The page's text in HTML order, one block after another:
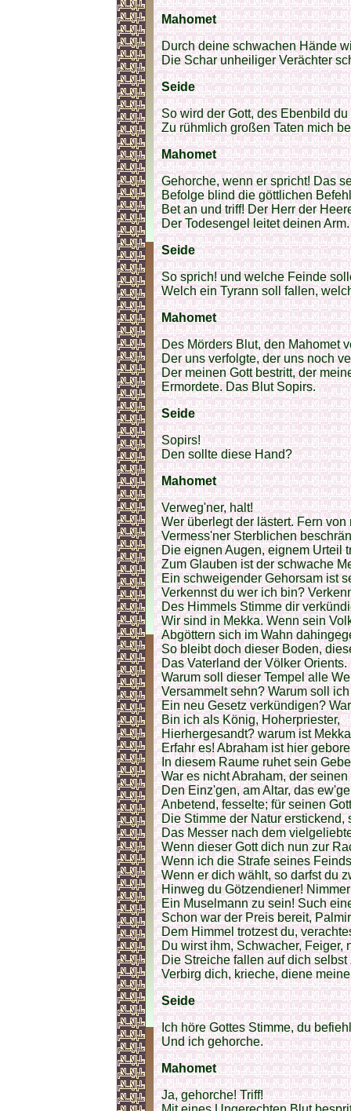
Mahomet
Durch deine schwachen Hände
Die Schar unheiliger Verächter
Seide
So wird der Gott, des Ebenbild du
Zu rühmlich großen Taten mich
Mahomet
Gehorche, wenn er spricht! Das
Befolge blind die göttlichen
Bet an und triff! Der Herr der
Der Todesengel leitet deinen Arm.
Seide
So sprich! und welche Feinde
Welch ein Tyrann soll fallen,
Mahomet
Des Mörders Blut, den Mahomet
Der uns verfolgte, der uns noch
Der meinen Gott bestritt, der
Ermordete. Das Blut Sopirs.
Seide
Sopirs!
Den sollte diese Hand?
Mahomet
Verweg'ner, halt!
Wer überlegt der lästert. Fern von
Vermess'ner Sterblichen
Die eignen Augen, eignem Urteil
Zum Glauben ist der schwache
Ein schweigender Gehorsam ist
Verkennst du wer ich bin?
Des Himmels Stimme dir
Wir sind in Mekka. Wenn sein
Abgöttern sich im Wahn
So bleibt doch dieser Boden,
Das Vaterland der Völker Orients.
Warum soll dieser Tempel alle
Versammelt sehn? Warum soll
Ein neu Gesetz verkündigen?
Bin ich als König, Hoherpriester,
Hierhergesandt? warum ist
Erfahr es! Abraham ist hier
In diesem Raume ruhet sein
War es nicht Abraham, der seinen
Den Einz'gen, am Altar, das
Anbetend, fesselte; für seinen
Die Stimme der Natur erstickend,
Das Messer nach dem
Wenn dieser Gott dich nun zur
Wenn ich die Strafe seines
Wenn er dich wählt, so darfst du
Hinweg du Götzendiener!
Ein Muselmann zu sein! Such
Schon war der Preis bereit,
Dem Himmel trotzest du,
Du wirst ihm, Schwacher, Feiger,
Die Streiche fallen auf dich selbst
Verbirg dich, krieche, diene
Seide
Ich höre Gottes Stimme, du
Und ich gehorche.
Mahomet
Ja, gehorche! Triff!